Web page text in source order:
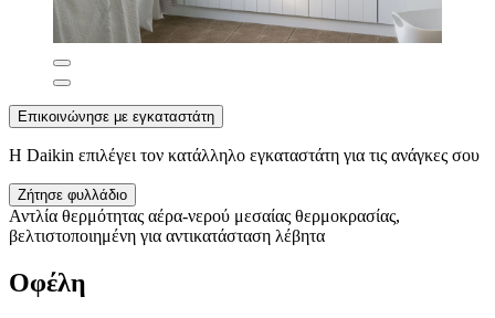
Επικοινώνησε με εγκαταστάτη
Η Daikin επιλέγει τον κατάλληλο εγκαταστάτη για τις ανάγκες σου
Ζήτησε φυλλάδιο
Αντλία θερμότητας αέρα-νερού μεσαίας θερμοκρασίας,
βελτιστοποιημένη για αντικατάσταση λέβητα
Οφέλη